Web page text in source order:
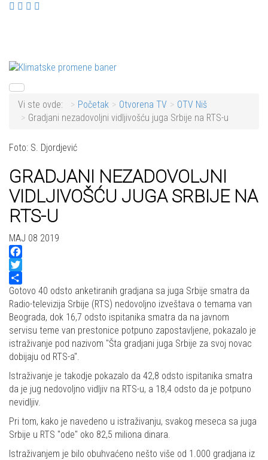
Vi ste ovde: Početak Otvorena TV
OTV Niš
Gradjani nezadovoljni vidljivošću juga Srbije na RTS-u
Foto: S. Djordjević
GRADJANI NEZADOVOLJNI
VIDLJIVOŠĆU JUGA SRBIJE NA
RTS-U
MAJ 08 2019
Facebook
Twitter
Share
Gotovo 40 odsto anketiranih gradjana sa juga Srbije smatra da
Radio-televizija Srbije (RTS) nedovoljno izveštava o temama van
Beograda, dok 16,7 odsto ispitanika smatra da na javnom
servisu teme van prestonice potpuno zapostavljene, pokazalo je
istraživanje pod nazivom "Šta gradjani juga Srbije za svoj novac
dobijaju od RTS-a".
Istraživanje je takodje pokazalo da 42,8 odsto ispitanika smatra
da je jug nedovoljno vidljiv na RTS-u, a 18,4 odsto da je potpuno
nevidljiv.
Pri tom, kako je navedeno u istraživanju, svakog meseca sa juga
Srbije u RTS "ode" oko 82,5 miliona dinara.
Istraživanjem je bilo obuhvaćeno nešto više od 1.000 gradjana iz